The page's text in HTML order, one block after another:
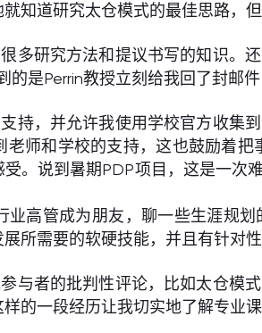
知道研究太仓模式的最佳思路，
多研究方法和提议书写的知识。
是Perrin教授立刻给我回了封邮
持，并允许我使用学校官方收集
师和学校的支持，这也鼓励着
。说到暑期PDP项目，这是一
业高管成为朋友，聊一些生涯规
所需要的软硬技能，并且有针对性
与者的批判性评论，比如太仓模
的一段经历让我切实地了解专业